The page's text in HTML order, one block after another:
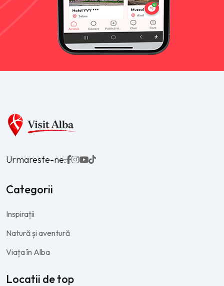
Urmareste-ne:
Categorii
Inspirații
Natură și aventură
Viața în Alba
Locatii de top